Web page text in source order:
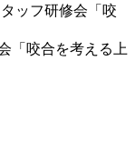
ッフ研修会「咬
「咬合を考える上